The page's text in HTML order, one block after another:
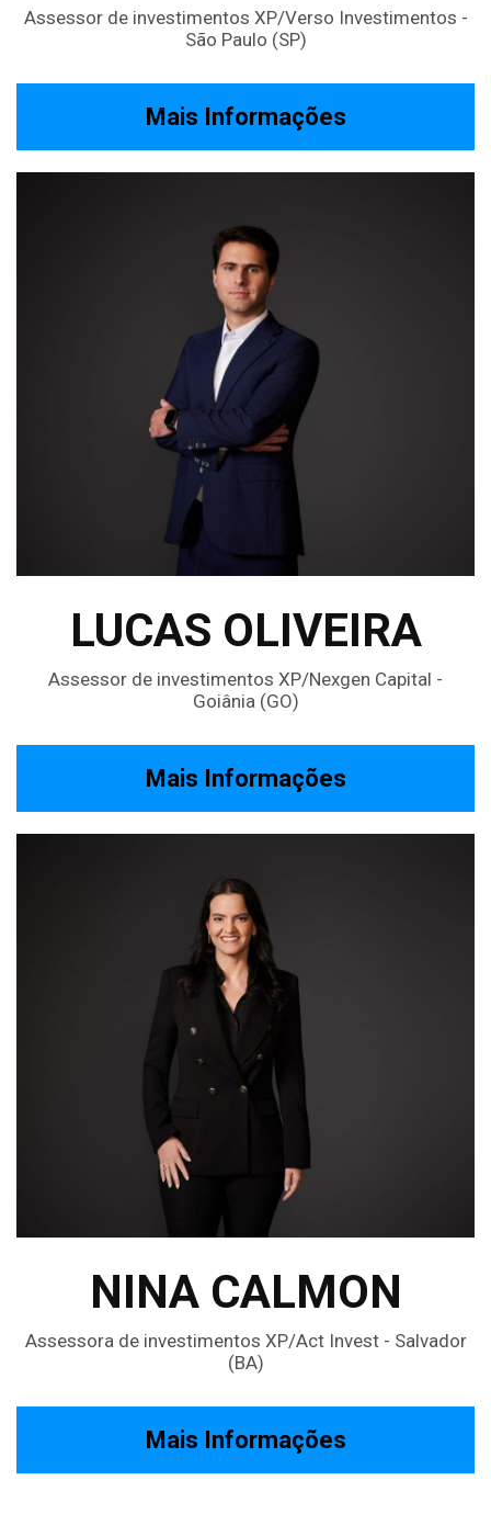
Assessor de investimentos XP/Verso Investimentos -
São Paulo (SP)
Mais Informações
LUCAS OLIVEIRA
Assessor de investimentos XP/Nexgen Capital -
Goiânia (GO)
Mais Informações
NINA CALMON
Assessora de investimentos XP/Act Invest - Salvador
(BA)
Mais Informações